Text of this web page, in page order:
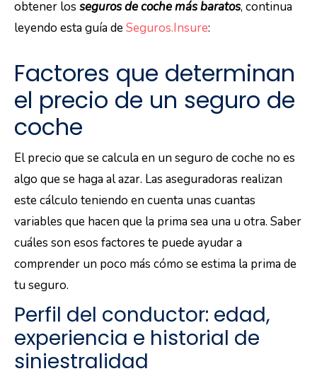
obtener los seguros de coche más baratos, continua
leyendo esta guía deSeguros.Insure:
Factores que determinan
el precio de un seguro de
coche
El precio que se calcula en un seguro de coche no es
algo que se haga al azar. Las aseguradoras realizan
este cálculo teniendo en cuenta unas cuantas
variables que hacen que la prima sea una u otra. Saber
cuáles son esos factores te puede ayudar a
comprender un poco más cómo se estima la prima de
tu seguro.
Perfil del conductor: edad,
experiencia e historial de
siniestralidad